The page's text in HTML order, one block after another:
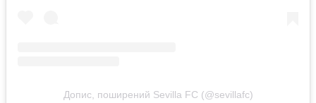
Допис, поширений Sevilla FC (@sevillafc)